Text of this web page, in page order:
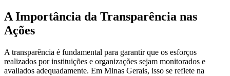
A Importância da Transparência nas
Ações
A transparência é fundamental para garantir que os esforços
realizados por instituições e organizações sejam monitorados e
avaliados adequadamente. Em Minas Gerais, isso se reflete na